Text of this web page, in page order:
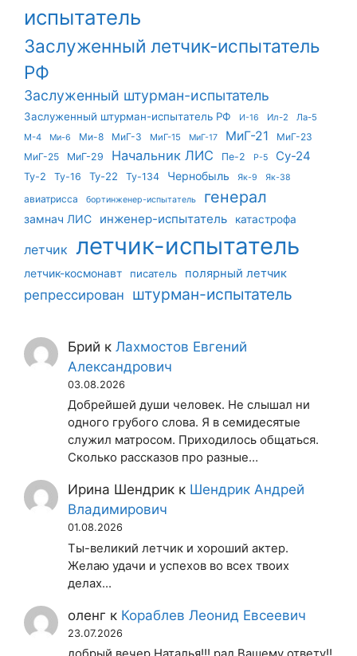
испытатель
Заслуженный летчик-испытатель
РФ
Заслуженный штурман-испытатель
Заслуженный штурман-испытатель РФ И-16 Ил-2
Ла-5
М-4
Ми-6 Ми-8 МиГ-3 МиГ-15 МиГ-17 МиГ-21
МиГ-23
МиГ-25
МиГ-29 Начальник ЛИС Пе-2 Р-5 Су-24
Ту-2 Ту-16 Ту-22 Ту-134 Чернобыль Як-9 Як-38
авиатрисса бортинженер-испытатель генерал
замнач ЛИС инженер-испытатель катастрофа
летчик летчик-испытатель
летчик-космонавт писатель полярный летчик
репрессирован штурман-испытатель
Брий кЛахмостов Евгений
Александрович
03.08.2026
Добрейшей души человек. Не слышал ни
одного грубого слова. Я в семидесятые
служил матросом. Приходилось общаться.
Сколько рассказов про разные…
Ирина Шендрик к Шендрик Андрей
Владимирович
01.08.2026
Ты-великий летчик и хороший актер.
Желаю удачи и успехов во всех твоих
делах...
оленг к Кораблев Леонид Евсеевич
23.07.2026